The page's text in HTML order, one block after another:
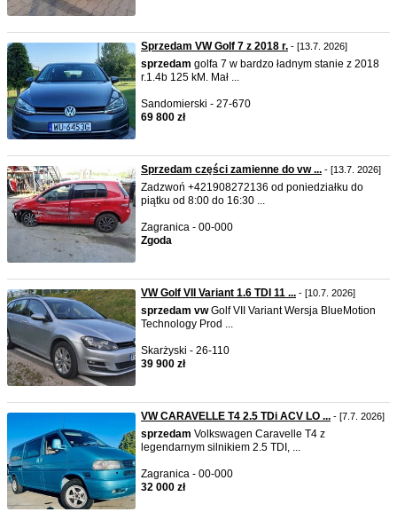
Sprzedam VW Golf 7 z 2018 r. - [13.7. 2026]
sprzedam golfa 7 w bardzo ładnym stanie z 2018
r.1.4b 125 kM. Mał ...
Sandomierski - 27-670
69 800 zł
Sprzedam części zamienne do vw ... - [13.7. 2026]
Zadzwoń +421908272136 od poniedziałku do
piątku od 8:00 do 16:30 ...
Zagranica - 00-000
Zgoda
VW Golf VII Variant 1.6 TDI 11 ... - [10.7. 2026]
sprzedam vwGolf VII Variant Wersja BlueMotion
Technology Prod ...
Skarżyski - 26-110
39 900 zł
VW CARAVELLE T4 2.5 TDi ACV LO ... - [7.7. 2026]
sprzedam Volkswagen Caravelle T4 z
legendarnym silnikiem 2.5 TDI, ...
Zagranica - 00-000
32 000 zł